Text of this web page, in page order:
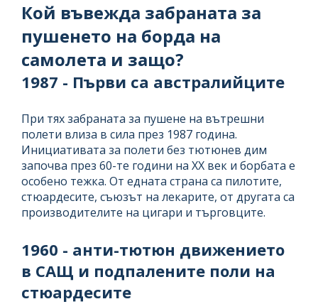
Кой въвежда забраната за
пушенето на борда на
самолета и защо?
1987 - Първи са австралийците
При тях забраната за пушене на вътрешни
полети влиза в сила през 1987 година.
Инициативата за полети без тютюнев дим
започва през 60-те години на XX век и борбата е
особено тежка. От едната страна са пилотите,
стюардесите, съюзът на лекарите, от другата са
производителите на цигари и търговците.
1960 - анти-тютюн движението
в САЩ и подпалените поли на
стюардесите